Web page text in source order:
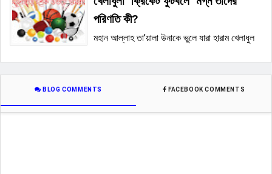
পরিণতি কী?
মহান আল্লাহ তা’য়ালা উনাকে ভুলে যারা হারাম খেলাধুল
BLOG COMMENTS FACEBOOK COMMENTS